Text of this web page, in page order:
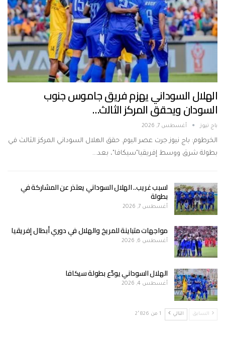
الهلال السوداني يهزم فريق جاموس جنوب
السودان ويحقق المركز الثالث…
باج نيوز أغسطس 7, 2026
الخرطوم: باج نيوز جرت عصر اليوم. حقق الهلال السوداني المركز الثالث في
بطولة شرق ووسط إفريقيا"سيكافا"، بعد…
لسبب غريب.. الهلال السوداني يعتذر عن المشاركة في
بطولة
أغسطس 7, 2026
مواجهات متباينة للمريخ والهلال في دوري أبطال إفريقيا
أغسطس 6, 2026
الهلال السوداني يودّع بطولة سيكافا
أغسطس 4, 2026
السابق التالي 1 من 2٬826